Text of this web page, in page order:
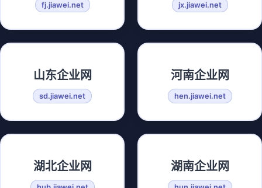
fj.jiawei.net jx.jiawei.net
山东企业网
sd.jiawei.net
河南企业网
hen.jiawei.net
湖北企业网 湖南企业网